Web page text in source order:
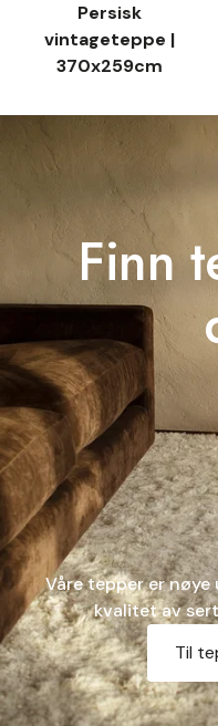
Persisk
vintageteppe |
370x259cm
Finn
Våre tepper er
kvalitet av
Til